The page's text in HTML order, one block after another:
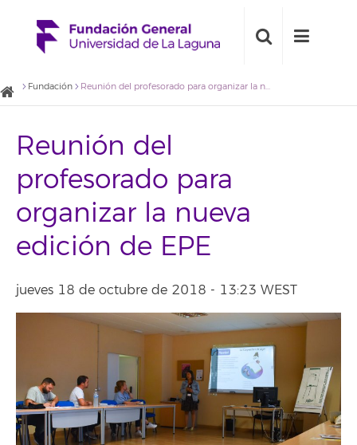
Fundación Reunión del profesorado para organizar la nueva edición de EPE
Reunión del
profesorado para
organizar la nueva
edición de EPE
jueves 18 de octubre de 2018 - 13:23 WEST